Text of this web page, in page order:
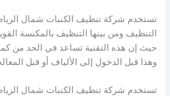
تستخدم شركة تنظيف الكنبات شمال
التنظيف ومن بينها التنظيف بالمكنسة
حيث إن هذه التقنية تساعد في الحد من
وهذا قبل الدخول إلى الألياف أو قبل
تستخدم شركة تنظيف الكنبات شمال